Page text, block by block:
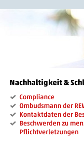
Nachhaltigkeit &
Compliance
Ombudsmann der
Kontaktdaten der
Beschwerden zu
Pflichtverletzungen